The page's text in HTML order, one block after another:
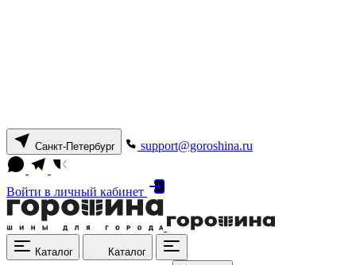
Санкт-Петербург support@goroshina.ru
Войти в личный кабинет
Каталог Каталог